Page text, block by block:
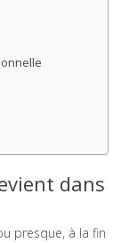
dans
presque, à la fin